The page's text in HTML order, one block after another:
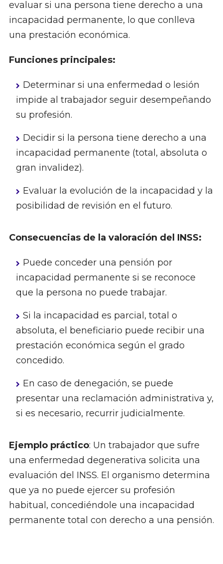
evaluar si una persona tiene derecho a una
incapacidad permanente, lo que conlleva
una prestación económica.
Funciones principales:
Determinar si una enfermedad o lesión
impide al trabajador seguir desempeñando
su profesión.
Decidir si la persona tiene derecho a una
incapacidad permanente (total, absoluta o
gran invalidez).
Evaluar la evolución de la incapacidad y la
posibilidad de revisión en el futuro.
Consecuencias de la valoración del INSS:
Puede conceder una pensión por
incapacidad permanente si se reconoce
que la persona no puede trabajar.
Si la incapacidad es parcial, total o
absoluta, el beneficiario puede recibir una
prestación económica según el grado
concedido.
En caso de denegación, se puede
presentar una reclamación administrativa y,
si es necesario, recurrir judicialmente.
Ejemplo práctico: Un trabajador que sufre
una enfermedad degenerativa solicita una
evaluación del INSS. El organismo determina
que ya no puede ejercer su profesión
habitual, concediéndole una incapacidad
permanente total con derecho a una pensión.